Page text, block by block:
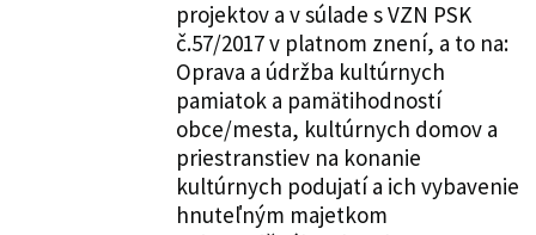
projektov a v súlade s VZN PSK
č.57/2017 v platnom znení, a to na:
Oprava a údržba kultúrnych
pamiatok a pamätihodností
obce/mesta, kultúrnych domov a
priestranstiev na konanie
kultúrnych podujatí a ich vybavenie
hnuteľným majetkom